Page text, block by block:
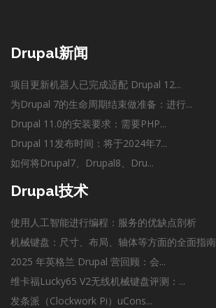
Drupal新闻
项目更新机器人已完成适配 Drupal 12...
为Drupal 7的生命周期结束做准备：进行...
Drupal 11.0的安装要求：需要PHP...
Drupal 11发布时间：将于2024年7...
如何将Drupal7、Drupal8、Dru...
Drupal技术
使用人工智能进行编程：服务的优缺点剖析
机械键盘：尺寸、布局、轴体等方面的全面指南
2025 年英格兰 Drupal 营回顾：会...
维卡福Lucky65 V2无线机械键盘评测：...
发条派（Clockwork Pi）uCons...